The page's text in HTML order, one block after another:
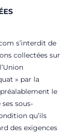
s’interdit de
collectées sur
» par la
le
sous-
qu’ils
des exigences